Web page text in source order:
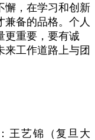
懈，在学习和创新
兼备的品格。个人
更重要，要有诚
来工作道路上与团
王艺锦（复旦大